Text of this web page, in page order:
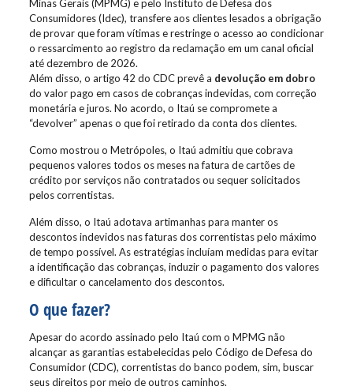
Minas Gerais (MPMG) e pelo Instituto de Defesa dos
Consumidores (Idec), transfere aos clientes lesados a obrigação
de provar que foram vítimas e restringe o acesso ao condicionar
o ressarcimento ao registro da reclamação em um canal oficial
até dezembro de 2026.
Além disso, o artigo 42 do CDC prevê a devolução em dobro
do valor pago em casos de cobranças indevidas, com correção
monetária e juros. No acordo, o Itaú se compromete a
“devolver” apenas o que foi retirado da conta dos clientes.
Como mostrou o Metrópoles, o Itaú admitiu que cobrava
pequenos valores todos os meses na fatura de cartões de
crédito por serviços não contratados ou sequer solicitados
pelos correntistas.
Além disso, o Itaú adotava artimanhas para manter os
descontos indevidos nas faturas dos correntistas pelo máximo
de tempo possível. As estratégias incluíam medidas para evitar
a identificação das cobranças, induzir o pagamento dos valores
e dificultar o cancelamento dos descontos.
O que fazer?
Apesar do acordo assinado pelo Itaú com o MPMG não
alcançar as garantias estabelecidas pelo Código de Defesa do
Consumidor (CDC), correntistas do banco podem, sim, buscar
seus direitos por meio de outros caminhos.